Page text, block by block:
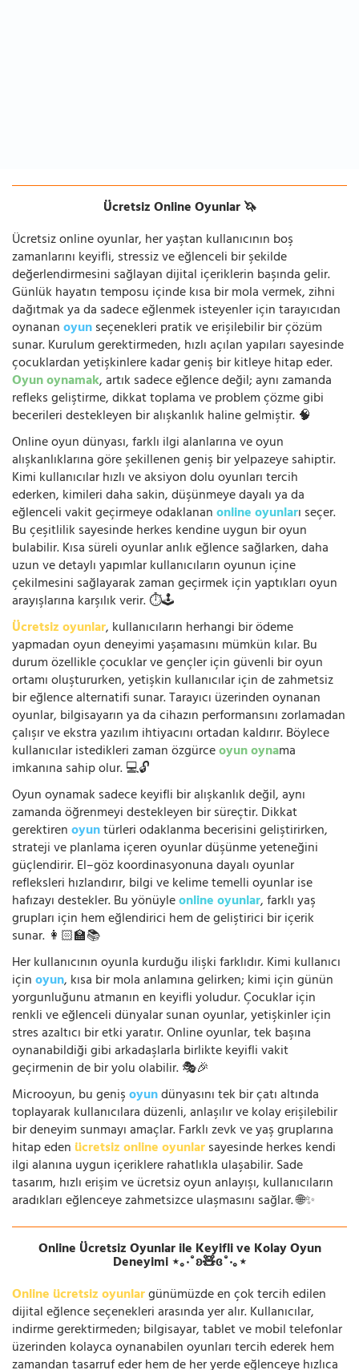
Ücretsiz Online Oyunlar 🦄
Ücretsiz online oyunlar, her yaştan kullanıcının boş
zamanlarını keyifli, stressiz ve eğlenceli bir şekilde
değerlendirmesini sağlayan dijital içeriklerin başında gelir.
Günlük hayatın temposu içinde kısa bir mola vermek, zihni
dağıtmak ya da sadece eğlenmek isteyenler için tarayıcıdan
oynananoyunseçenekleri pratik ve erişilebilir bir çözüm
sunar. Kurulum gerektirmeden, hızlı açılan yapıları sayesinde
çocuklardan yetişkinlere kadar geniş bir kitleye hitap eder.
Oyun oynamak, artık sadece eğlence değil; aynı zamanda
refleks geliştirme, dikkat toplama ve problem çözme gibi
becerileri destekleyen bir alışkanlık haline gelmiştir. 🧠
Online oyun dünyası, farklı ilgi alanlarına ve oyun
alışkanlıklarına göre şekillenen geniş bir yelpazeye sahiptir.
Kimi kullanıcılar hızlı ve aksiyon dolu oyunları tercih
ederken, kimileri daha sakin, düşünmeye dayalı ya da
eğlenceli vakit geçirmeye odaklananonline oyunları seçer.
Bu çeşitlilik sayesinde herkes kendine uygun bir oyun
bulabilir. Kısa süreli oyunlar anlık eğlence sağlarken, daha
uzun ve detaylı yapımlar kullanıcıların oyunun içine
çekilmesini sağlayarak zaman geçirmek için yaptıkları oyun
arayışlarına karşılık verir. ⏱️🕹️
Ücretsiz oyunlar, kullanıcıların herhangi bir ödeme
yapmadan oyun deneyimi yaşamasını mümkün kılar. Bu
durum özellikle çocuklar ve gençler için güvenli bir oyun
ortamı oluştururken, yetişkin kullanıcılar için de zahmetsiz
bir eğlence alternatifi sunar. Tarayıcı üzerinden oynanan
oyunlar, bilgisayarın ya da cihazın performansını zorlamadan
çalışır ve ekstra yazılım ihtiyacını ortadan kaldırır. Böylece
kullanıcılar istedikleri zaman özgürceoyun oynama
imkanına sahip olur. 💻🔓
Oyun oynamak sadece keyifli bir alışkanlık değil, aynı
zamanda öğrenmeyi destekleyen bir süreçtir. Dikkat
gerektirenoyuntürleri odaklanma becerisini geliştirirken,
strateji ve planlama içeren oyunlar düşünme yeteneğini
güçlendirir. El–göz koordinasyonuna dayalı oyunlar
refleksleri hızlandırır, bilgi ve kelime temelli oyunlar ise
hafızayı destekler. Bu yönüyleonline oyunlar, farklı yaş
grupları için hem eğlendirici hem de geliştirici bir içerik
sunar. 👩🏻‍🏫📚
Her kullanıcının oyunla kurduğu ilişki farklıdır. Kimi kullanıcı
içinoyun, kısa bir mola anlamına gelirken; kimi için günün
yorgunluğunu atmanın en keyifli yoludur. Çocuklar için
renkli ve eğlenceli dünyalar sunan oyunlar, yetişkinler için
stres azaltıcı bir etki yaratır. Online oyunlar, tek başına
oynanabildiği gibi arkadaşlarla birlikte keyifli vakit
geçirmenin de bir yolu olabilir. 🎭🎉
Microoyun, bu genişoyundünyasını tek bir çatı altında
toplayarak kullanıcılara düzenli, anlaşılır ve kolay erişilebilir
bir deneyim sunmayı amaçlar. Farklı zevk ve yaş gruplarına
hitap eden ücretsiz online oyunlarsayesinde herkes kendi
ilgi alanına uygun içeriklere rahatlıkla ulaşabilir. Sade
tasarım, hızlı erişim ve ücretsiz oyun anlayışı, kullanıcıların
aradıkları eğlenceye zahmetsizce ulaşmasını sağlar. 🌐✨
Online Ücretsiz Oyunlar ile Keyifli ve Kolay Oyun
Deneyimi ⋆｡‧˚ʚ🧸ɞ˚‧｡⋆
Online ücretsiz oyunlargünümüzde en çok tercih edilen
dijital eğlence seçenekleri arasında yer alır. Kullanıcılar,
indirme gerektirmeden; bilgisayar, tablet ve mobil telefonlar
üzerinden kolayca oynanabilen oyunları tercih ederek hem